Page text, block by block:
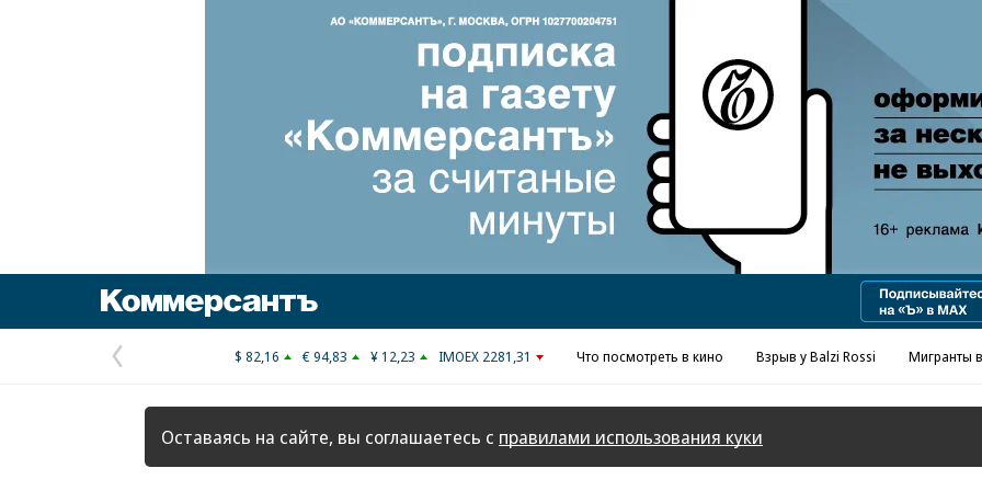
Предыдущая
страница
$ 82,16 € 94,83 ¥ 12,23 IMOEX 2281,31 Что посмотреть в кино Взрыв у Balzi Rossi Мигранты
Оставаясь на сайте, вы соглашаетесь с правилами использования куки